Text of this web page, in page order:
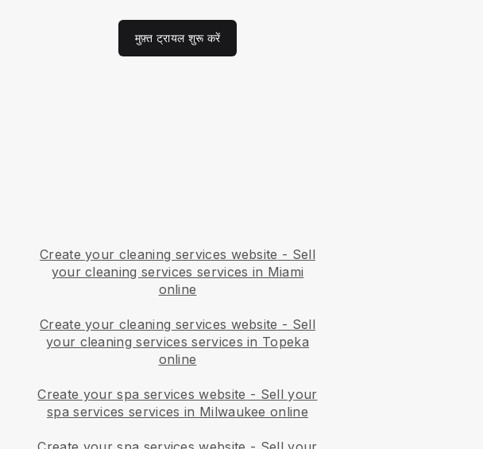
मुफ़्त ट्रायल शुरू करें
Create your cleaning services website - Sell
your cleaning services services in Miami
online
Create your cleaning services website - Sell
your cleaning services services in Topeka
online
Create your spa services website - Sell your
spa services services in Milwaukee online